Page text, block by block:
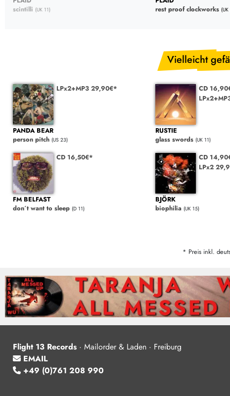
scintilli (UK 11)
rest proof clockworks
Vielleicht
LPx2+MP3 29,90€*
PANDA BEAR
person pitch (US 23)
CD
RUSTIE
glass swords (UK 11)
CD 16,50€*
FM BELFAST
don´t want to sleep (D 11)
CD
LPx2
BJÖRK
biophilia (UK 15)
* Preis inkl.
Flight 13 Records · Mailorder & Laden · Freiburg
EMAIL
+49 (0)761 208 990